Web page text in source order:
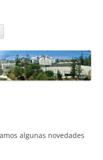
algunas novedades